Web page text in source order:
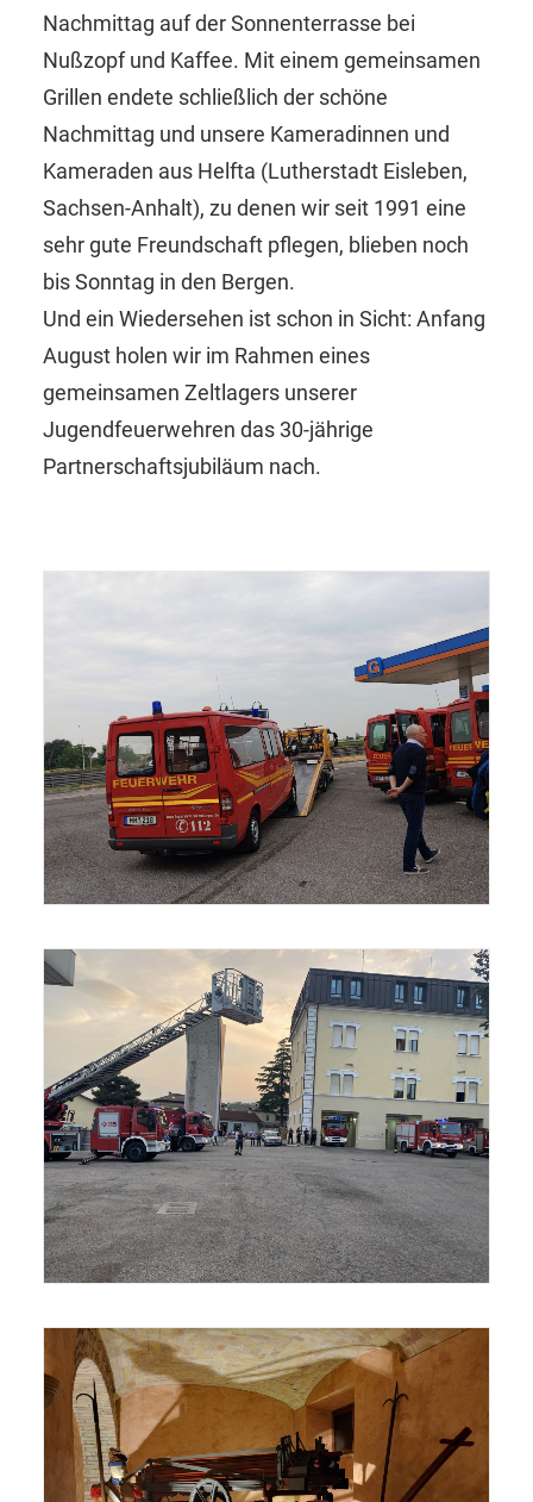
Nachmittag auf der Sonnenterrasse bei
Nußzopf und Kaffee. Mit einem gemeinsamen
Grillen endete schließlich der schöne
Nachmittag und unsere Kameradinnen und
Kameraden aus Helfta (Lutherstadt Eisleben,
Sachsen-Anhalt), zu denen wir seit 1991 eine
sehr gute Freundschaft pflegen, blieben noch
bis Sonntag in den Bergen.
Und ein Wiedersehen ist schon in Sicht: Anfang
August holen wir im Rahmen eines
gemeinsamen Zeltlagers unserer
Jugendfeuerwehren das 30-jährige
Partnerschaftsjubiläum nach.